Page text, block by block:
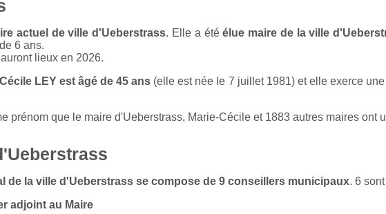
actuel de ville d'Ueberstrass. Elle a étéélue maire de la ville
6 ans.
lieux en 2026.
LEY est âgé de 45 ans (elle est née le 7 juillet 1981) et elle exerce
prénom que le maire d'Ueberstrass, Marie-Cécile et 1883 autres maires ont
de la ville d'Ueberstrass se compose de 9 conseillers municipaux. 6
adjoint au Maire